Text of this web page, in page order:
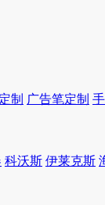
制 广告笔定制
科沃斯 伊莱克斯